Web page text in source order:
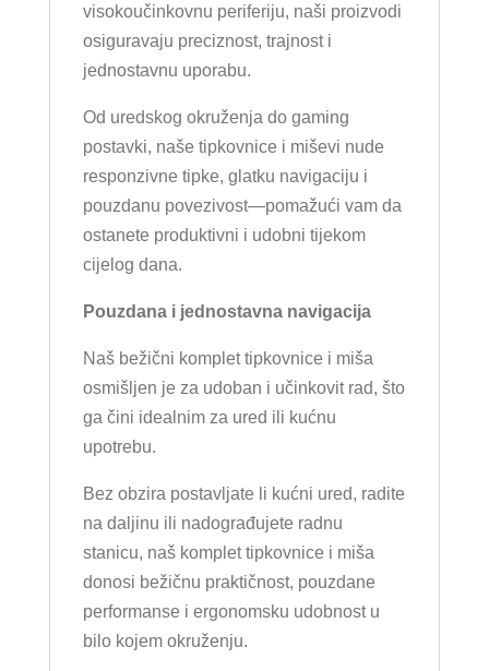
visokoučinkovnu periferiju, naši proizvodi
osiguravaju preciznost, trajnost i
jednostavnu uporabu.
Od uredskog okruženja do gaming
postavki, naše tipkovnice i miševi nude
responzivne tipke, glatku navigaciju i
pouzdanu povezivost—pomažući vam da
ostanete produktivni i udobni tijekom
cijelog dana.
Pouzdana i jednostavna navigacija
Naš bežični komplet tipkovnice i miša
osmišljen je za udoban i učinkovit rad, što
ga čini idealnim za ured ili kućnu
upotrebu.
Bez obzira postavljate li kućni ured, radite
na daljinu ili nadograđujete radnu
stanicu, naš komplet tipkovnice i miša
donosi bežičnu praktičnost, pouzdane
performanse i ergonomsku udobnost u
bilo kojem okruženju.